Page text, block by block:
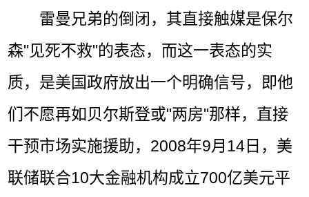
雷曼兄弟的倒闭，其直接触媒是保尔
森"见死不救"的表态，而这一表态的实
质，是美国政府放出一个明确信号，即他
们不愿再如贝尔斯登或"两房"那样，直接
干预市场实施援助，2008年9月14日，美
联储联合10大金融机构成立700亿美元平